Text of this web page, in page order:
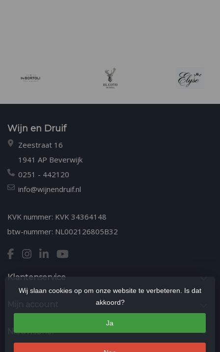
Wijn en Druif
Zeestraat 16
1941 AP Beverwijk
0251 - 442120
info@wijnendruif.nl
KVK nummer: KVK 34364148
btw-nummer: NL002126805B32
Klantenservice
Nieuwsbrief
Wij slaan cookies op om onze website te verbeteren. Is dat
akkoord?
Ja